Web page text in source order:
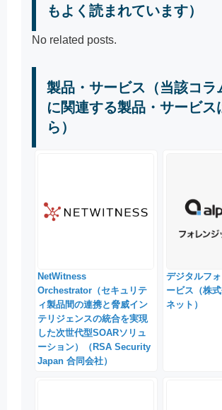
もよく読まれています）
No related posts.
製品・サービス（当該コラ
に関連する製品・サービス
ら）
NetWitness
Orchestrator（セキュリテ
ィ製品間の連携と脅威イン
テリジェンスの統合を実現
した次世代型SOARソリュ
ーション）（RSA Security
Japan 合同会社）
デジタルフ
ービス（株
ネット）